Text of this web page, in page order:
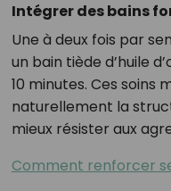
Intégrer des bains
Une à deux fois par
un bain tiède d’huile
10 minutes. Ces soins
naturellement la
mieux résister aux
Comment renforcer